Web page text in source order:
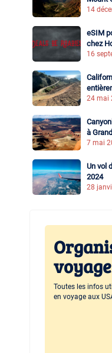
14
eSIM
chez
16
24 mai
à
7 mai
Un vol
2024
28
voyage
Toutes les infos
en voyage aux